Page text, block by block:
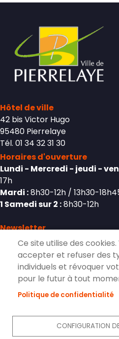
Hôtel de ville
42 bis Victor Hugo
95480 Pierrelaye
Tél. 01 34 32 31 30
Horaires d'ouverture
Lundi - Mercredi - jeudi -
17h
Mardi :8h30-12h / 13h30-
1 Samedi sur 2 :8h30-12h
Newsletter
S'inscrire à la lettre
Pierrelaye
Ce site utilise des
accepter et refuser des
individuels et révoquer
pour le futur à tout
Politique de confidentialité
CONFIGURATION